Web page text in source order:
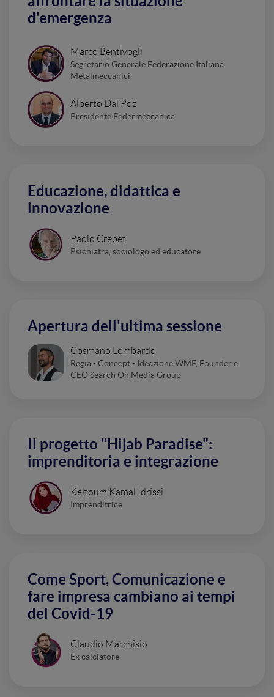
d'emergenza
Marco Bentivogli
Segretario Generale Federazione Italiana
Metalmeccanici
Alberto Dal Poz
Presidente Federmeccanica
Educazione, didattica e
innovazione
Paolo Crepet
Psichiatra, sociologo ed educatore
Apertura dell'ultima sessione
Cosmano Lombardo
Regia - Concept - Ideazione WMF, Founder e
CEO Search On Media Group
Il progetto "Hijab Paradise":
imprenditoria e integrazione
Keltoum Kamal Idrissi
Imprenditrice
Come Sport, Comunicazione e
fare impresa cambiano ai tempi
del Covid-19
Claudio Marchisio
Ex calciatore